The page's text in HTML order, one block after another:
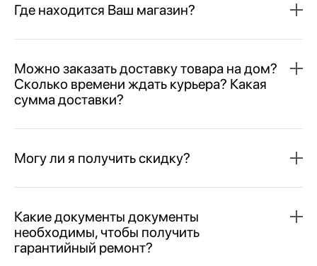
Где находится Ваш магазин?
Можно заказать доставку товара на дом?
Сколько времени ждать курьера? Какая
сумма доставки?
Могу ли я получить скидку?
Какие документы документы
необходимы, чтобы получить
гарантийный ремонт?